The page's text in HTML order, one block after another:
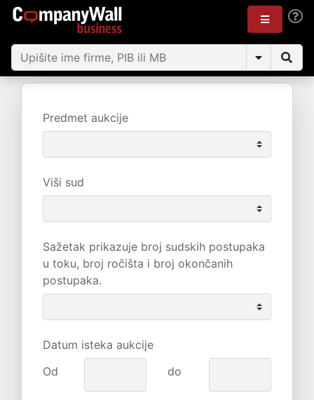
Predmet aukcije
Viši sud
Sažetak prikazuje broj sudskih postupaka
u toku, broj ročišta i broj okončanih
postupaka.
Datum isteka aukcije
Od
do